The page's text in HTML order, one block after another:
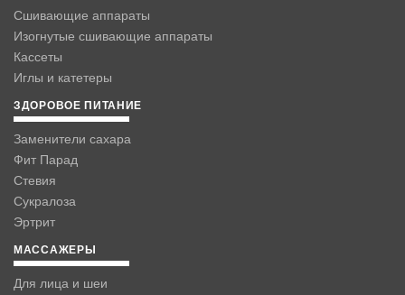
Сшивающие аппараты
Изогнутые сшивающие аппараты
Кассеты
Иглы и катетеры
ЗДОРОВОЕ ПИТАНИЕ
Заменители сахара
Фит Парад
Стевия
Сукралоза
Эртрит
МАССАЖЕРЫ
Для лица и шеи